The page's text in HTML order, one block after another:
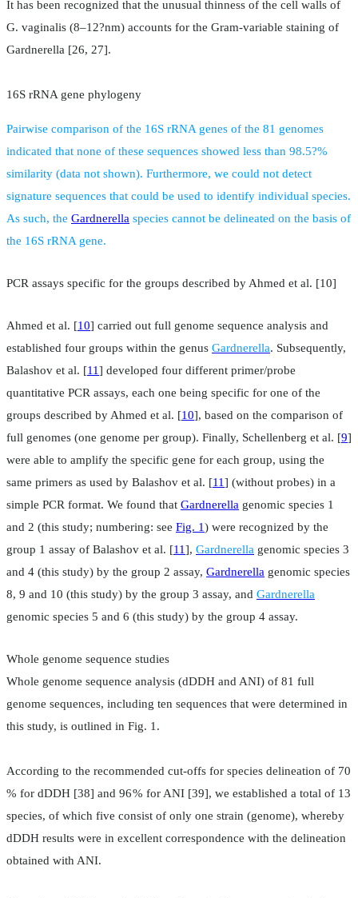
It has been recognized that the unusual thinness of the cell walls of
G. vaginalis (8–12?nm) accounts for the Gram-variable staining of
Gardnerella [26, 27].
16S rRNA gene phylogeny
Pairwise comparison of the 16S rRNA genes of the 81 genomes
indicated that none of these sequences showed less than 98.5?%
similarity (data not shown). Furthermore, we could not detect
signature sequences that could be used to identify individual species.
As such, the Gardnerella species cannot be delineated on the basis of
the 16S rRNA gene.
PCR assays specific for the groups described by Ahmed et al. [10]
Ahmed et al. [10] carried out full genome sequence analysis and
established four groups within the genus Gardnerella. Subsequently,
Balashov et al. [11] developed four different primer/probe
quantitative PCR assays, each one being specific for one of the
groups described by Ahmed et al. [10], based on the comparison of
full genomes (one genome per group). Finally, Schellenberg et al. [9]
were able to amplify the specific gene for each group, using the
same primers as used by Balashov et al. [11] (without probes) in a
simple PCR format. We found that Gardnerella genomic species 1
and 2 (this study; numbering: see Fig. 1) were recognized by the
group 1 assay of Balashov et al. [11], Gardnerella genomic species 3
and 4 (this study) by the group 2 assay, Gardnerella genomic species
8, 9 and 10 (this study) by the group 3 assay, and Gardnerella
genomic species 5 and 6 (this study) by the group 4 assay.
Whole genome sequence studies
Whole genome sequence analysis (dDDH and ANI) of 81 full
genome sequences, including ten sequences that were determined in
this study, is outlined in Fig. 1.
According to the recommended cut-offs for species delineation of 70
% for dDDH [38] and 96 % for ANI [39], we established a total of 13
species, of which five consist of only one strain (genome), whereby
dDDH results were in excellent correspondence with the delineation
obtained with ANI.